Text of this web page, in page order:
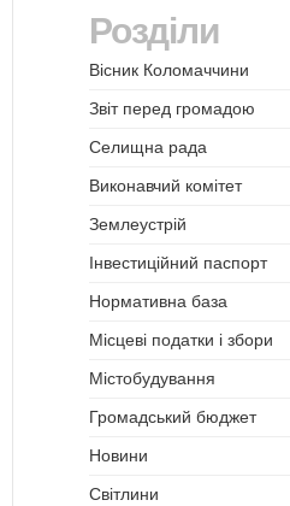
Розділи
Вісник Коломаччини
Звіт перед громадою
Селищна рада
Виконавчий комітет
Землеустрій
Інвестиційний паспорт
Нормативна база
Місцеві податки і збори
Містобудування
Громадський бюджет
Новини
Світлини